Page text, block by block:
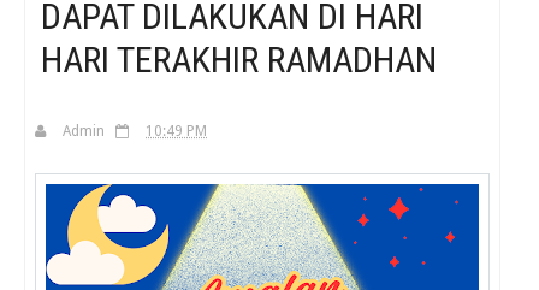
DAPAT DILAKUKAN DI HARI
HARI TERAKHIR RAMADHAN
Admin 10:49 PM